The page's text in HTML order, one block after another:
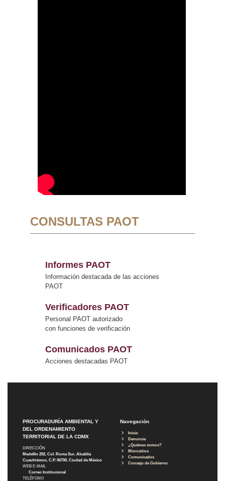
CONSULTAS PAOT
Informes PAOT
Información destacada de las acciones
PAOT
Verificadores PAOT
Personal PAOT autorizado
con funciones de verificación
Comunicados PAOT
Acciones destacadas PAOT
PROCURADURÍA AMBIENTAL Y
DEL ORDENAMIENTO
TERRITORIAL DE LA CDMX
DIRECCIÓN
Medellín 202, Col. Roma Sur, Alcaldía
Cuauhtémoc, C.P. 06700, Ciudad de México
WEB E-MAIL
Correo Institucional
TELÉFONO
Navegación
Inicio
Denuncia
¿Quiénes somos?
Micrositios
Comunicados
Consejo de Gobierno